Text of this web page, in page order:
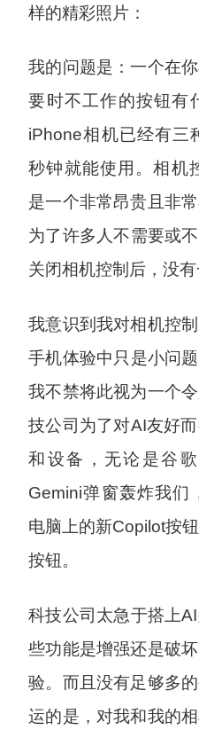
样的精彩照片：
我的问题是：一个在
要时不工作的按钮有
iPhone相机已经有三
秒钟就能使用。相机
是一个非常昂贵且非
为了许多人不需要或
关闭相机控制后，没有
我意识到我对相机控
手机体验中只是小问
我不禁将此视为一个
技公司为了对AI友好
和设备，无论是谷
Gemini弹窗轰炸我们
电脑上的新Copilot按
按钮。
科技公司太急于搭上
些功能是增强还是破
验。而且没有足够多
运的是，对我和我的